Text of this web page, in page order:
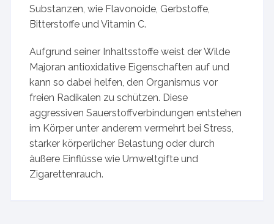
Substanzen, wie Flavonoide, Gerbstoffe,
Bitterstoffe und Vitamin C.
Aufgrund seiner Inhaltsstoffe weist der Wilde
Majoran antioxidative Eigenschaften auf und
kann so dabei helfen, den Organismus vor
freien Radikalen zu schützen. Diese
aggressiven Sauerstoffverbindungen entstehen
im Körper unter anderem vermehrt bei Stress,
starker körperlicher Belastung oder durch
äußere Einflüsse wie Umweltgifte und
Zigarettenrauch.